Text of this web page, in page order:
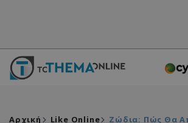
Αρχική Like Online Ζώδια: Πώς Θα